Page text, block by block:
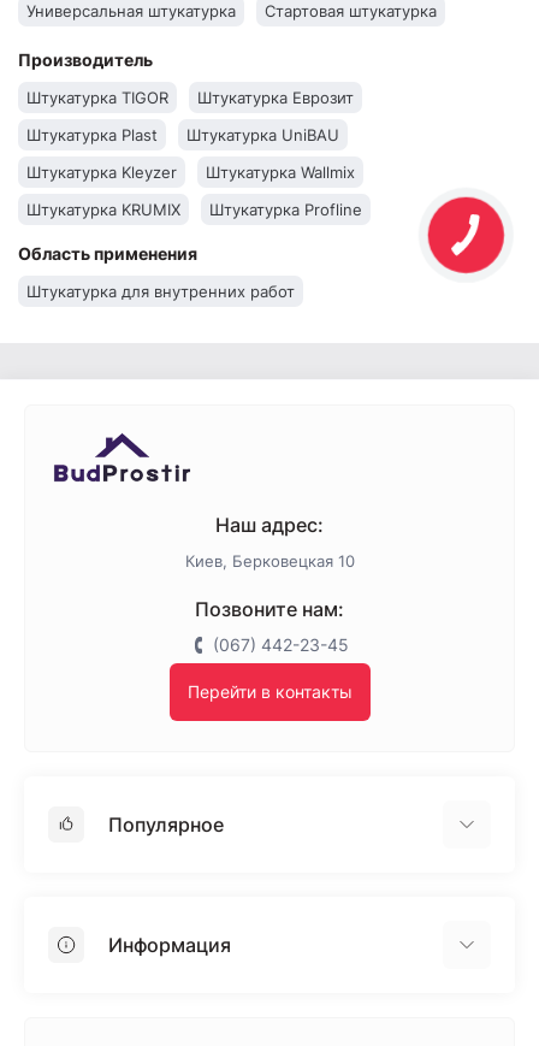
Универсальная штукатурка Стартовая штукатурка
Производитель
Штукатурка TIGOR
Штукатурка Еврозит
Штукатурка Plast
Штукатурка UniBAU
Штукатурка Kleyzer
Штукатурка Wallmix
Штукатурка KRUMIX
Штукатурка Profline
Штукатурка Siltek
Штукатурка Scanmix
Штукатурка Kreisel
Штукатурка Полимин
Штукатурка Anserglob
Область применения
Штукатурка для внутренних работ
Наш адрес:
Киев, Берковецкая 10
Позвоните нам:
(067) 442-23-45
Перейти в контакты
Популярное
ПенопластИнформация